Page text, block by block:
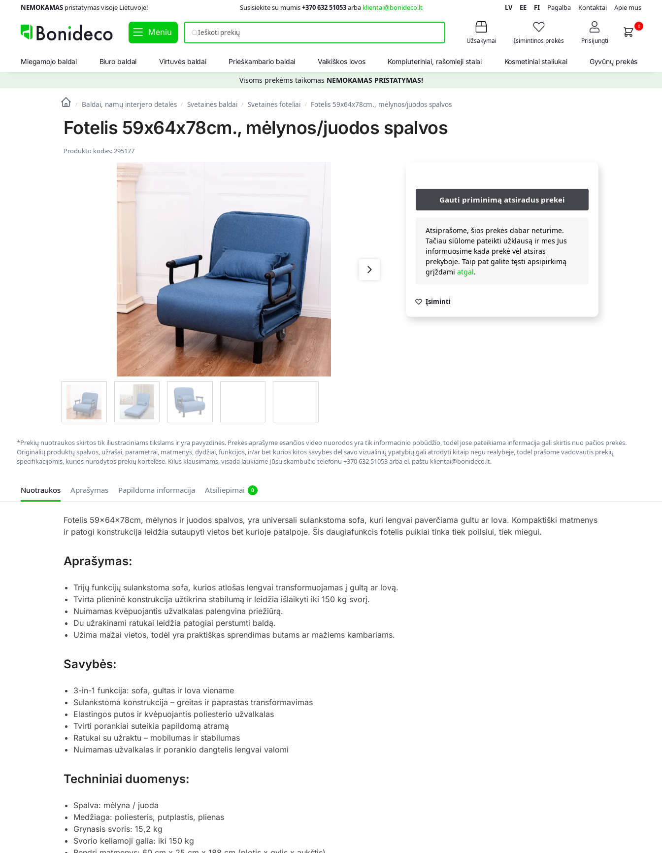
NEMOKAMASpristatymas visoje Lietuvoje! Susisiekite su mumis+370 632 51053arba klientai@bonideco.lt LV EE FI Pagalba Kontaktai Apie mus
Meniu
Užsakymai Įsimintinos prekės Prisijungti
0
Miegamojo baldai Biuro baldai Virtuvės baldai Prieškambario baldai Vaikiškos lovos Kompiuteriniai, rašomieji stalai Kosmetiniai staliukai Gyvūnų prekės
Visoms prekėms taikomas NEMOKAMAS PRISTATYMAS!
/ Baldai, namų interjero detalės / Svetainės baldai / Svetainės foteliai / Fotelis 59x64x78cm., mėlynos/juodos spalvos
Fotelis 59x64x78cm., mėlynos/juodos spalvos
Produkto kodas:295177
Atsiprašome, šios prekės dabar neturime.
Tačiau siūlome pateikti užklausą ir mes Jus
informuosime kada prekė vėl atsiras
prekyboje. Taip pat galite tęsti apsipirkimą
grįždamiatgal.
Įsiminti
*Prekių nuotraukos skirtos tik iliustraciniams tikslams ir yra pavyzdinės. Prekės aprašyme esančios video nuorodos yra tik informacinio pobūdžio, todėl jose pateikiama informacija gali skirtis nuo pačios prekės.
Originalių produktų spalvos, užrašai, parametrai, matmenys, dydžiai, funkcijos, ir/ar bet kurios kitos savybės dėl savo vizualinių ypatybių gali atrodyti kitaip negu realybėje, todėl prašome vadovautis prekių
specifikacijomis, kurios nurodytos prekių kortelėse. Kilus klausimams, visada laukiame Jūsų skambučio telefonu +370 632 51053 arba el. paštu klientai@bonideco.lt.
Nuotraukos Aprašymas Papildoma informacija Atsiliepimai 0
Fotelis 59x64x78cm, mėlynos ir juodos spalvos, yra universali sulankstoma sofa, kuri lengvai paverčiama gultu ar lova. Kompaktiški matmenys
ir patogi konstrukcija leidžia sutaupyti vietos bet kurioje patalpoje. Šis daugiafunkcis fotelis puikiai tinka tiek poilsiui, tiek miegui.
Aprašymas:
Trijų funkcijų sulankstoma sofa, kurios atlošas lengvai transformuojamas į gultą ar lovą.
Tvirta plieninė konstrukcija užtikrina stabilumą ir leidžia išlaikyti iki 150 kg svorį.
Nuimamas kvėpuojantis užvalkalas palengvina priežiūrą.
Du užrakinami ratukai leidžia patogiai perstumti baldą.
Užima mažai vietos, todėl yra praktiškas sprendimas butams ar mažiems kambariams.
Savybės:
3-in-1 funkcija: sofa, gultas ir lova viename
Sulankstoma konstrukcija – greitas ir paprastas transformavimas
Elastingos putos ir kvėpuojantis poliesterio užvalkalas
Tvirti porankiai suteikia papildomą atramą
Ratukai su užraktu – mobilumas ir stabilumas
Nuimamas užvalkalas ir porankio dangtelis lengvai valomi
Techniniai duomenys:
Spalva: mėlyna / juoda
Medžiaga: poliesteris, putplastis, plienas
Grynasis svoris: 15,2 kg
Svorio keliamoji galia: iki 150 kg